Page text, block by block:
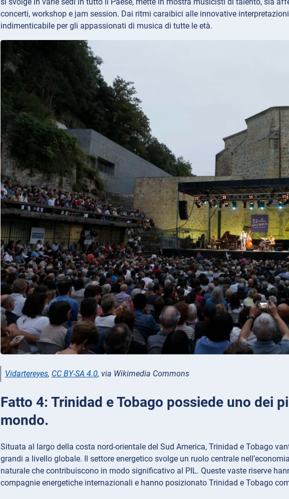
concerti, workshop e jam session. Dai ritmi caraibici alle innovative
indimenticabile per gli appassionati di musica di tutte le età.
Vidartereyes, CC BY-SA 4.0, via Wikimedia Commons
Fatto 4: Trinidad e Tobago possiede uno dei
mondo.
Situata al largo della costa nord-orientale del Sud America, Trinidad e Tobago
grandi a livello globale. Il settore energetico svolge un ruolo centrale
naturale che contribuiscono in modo significativo al PIL. Queste vaste riserve
compagnie energetiche internazionali e hanno posizionato Trinidad e Tobago